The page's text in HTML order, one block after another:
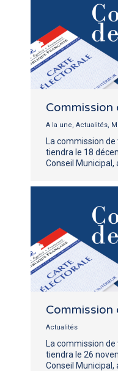
Commission
A la une Actualités
La commission
tiendra le 18
Conseil Municipal,
Commission
Actualités
La commission
tiendra le 26
Conseil Municipal,